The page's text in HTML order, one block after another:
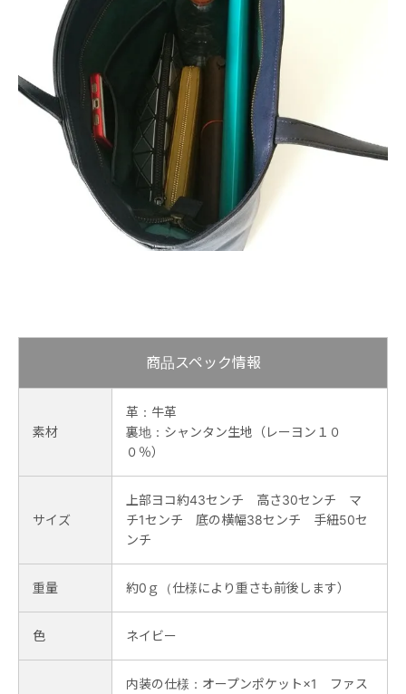
商品スペック情報
素材
革：牛革
裏地：シャンタン生地（レーヨン１０
０％）
サイズ
上部ヨコ約43センチ 高さ30センチ マ
チ1センチ 底の横幅38センチ 手紐50セ
ンチ
重量 約0ｇ（仕様により重さも前後します）
色 ネイビー
内装の仕様：オープンポケット×1 ファス